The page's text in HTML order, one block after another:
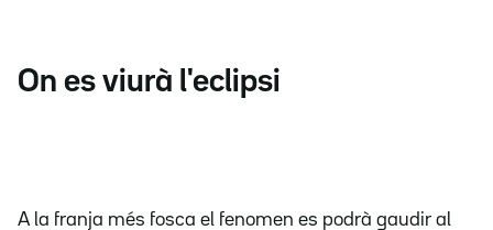
On es viurà l'eclipsi
A la franja més fosca el fenomen es podrà gaudir al